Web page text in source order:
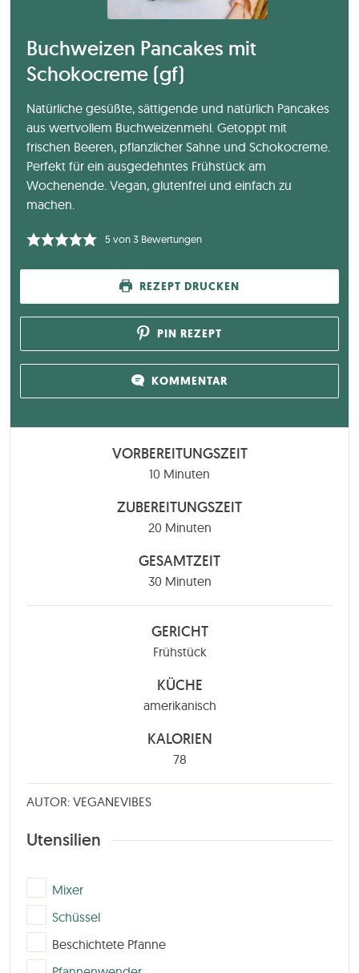
Buchweizen Pancakes mit
Schokocreme (gf)
Natürliche gesüßte, sättigende und natürlich Pancakes
aus wertvollem Buchweizenmehl. Getoppt mit
frischen Beeren, pflanzlicher Sahne und Schokocreme.
Perfekt für ein ausgedehntes Frühstück am
Wochenende. Vegan, glutenfrei und einfach zu
machen.
5von3Bewertungen
REZEPT DRUCKEN
PIN REZEPT
KOMMENTAR
VORBEREITUNGSZEIT
10 Minuten
Minuten
ZUBEREITUNGSZEIT
20Minuten
Minuten
GESAMTZEIT
30Minuten
Minuten
GERICHT
Frühstück
KÜCHE
amerikanisch
KALORIEN
78
AUTOR: VEGANEVIBES
Utensilien
▢Mixer
▢
Schüssel
▢
Beschichtete Pfanne
▢